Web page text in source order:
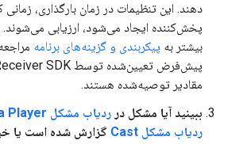
دهند. این تنظیمات در زمان بارگذاری، زمانی
پخش‌کننده ایجاد می‌شود، ارزیابی می‌شوند.
بیشتر به پیکربندی و گزینه‌های برنامه
مقادیر توصیه‌شده هستند.
ببینید آیا مشکل در ردیاب مشکل Shaka Player
ردیاب مشکل Cast
گزارش شده است یا